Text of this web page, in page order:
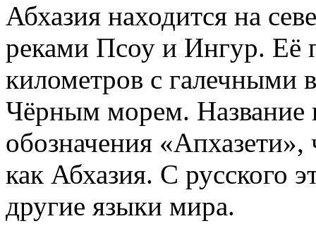
Абхазия находится на
реками Псоу и Ингур. Её
километров с галечными
Чёрным морем. Название
обозначения «Апхазети»,
как Абхазия. С русского
другие языки мира.